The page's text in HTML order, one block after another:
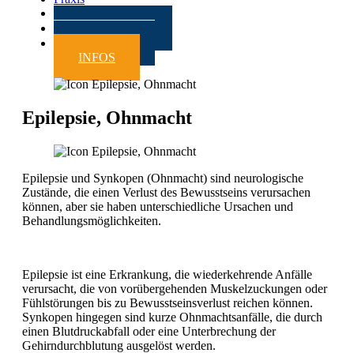
INFOS
Epilepsie, Ohnmacht
Epilepsie und Synkopen (Ohnmacht) sind neurologische
Zustände, die einen Verlust des Bewusstseins verursachen
können, aber sie haben unterschiedliche Ursachen und
Behandlungsmöglichkeiten.
Epilepsie ist eine Erkrankung, die wiederkehrende Anfälle
verursacht, die von vorübergehenden Muskelzuckungen oder
Fühlstörungen bis zu Bewusstseinsverlust reichen können.
Synkopen hingegen sind kurze Ohnmachtsanfälle, die durch
einen Blutdruckabfall oder eine Unterbrechung der
Gehirndurchblutung ausgelöst werden.